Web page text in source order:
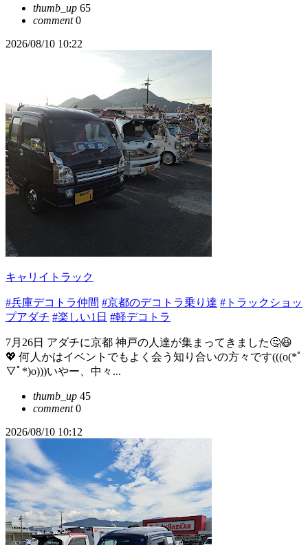
thumb_up 65
comment0
2026/08/10 10:22
キャリイトラック
#兵庫デコトラ仲間 #京都のデコトラ乗り達 #トラックショッ
プアダチ #楽しい1日 #軽デコトラ
7月26日 アダチに京都 神戸の人達が集まってきました🤔😆︎‪
💖 何人かはイベントでもよく会う知り合いの方々です(((o(*ﾟ
▽ﾟ*)o)))いやー、中々...
thumb_up 45
comment0
2026/08/10 10:12